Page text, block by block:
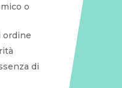
o
ordine
di